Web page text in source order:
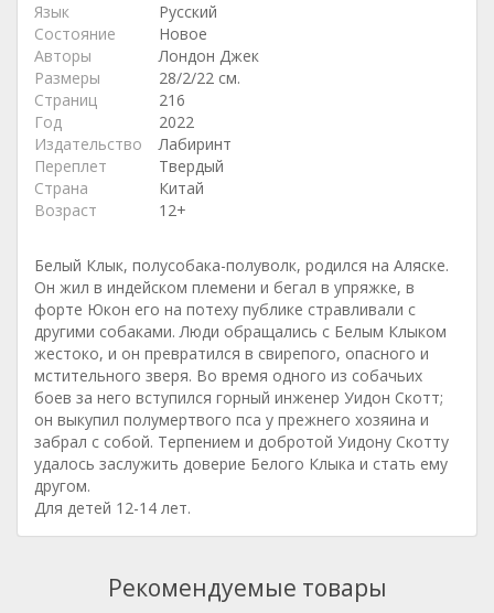
Язык
Русский
Состояние
Новое
Авторы
Лондон Джек
Размеры
28/2/22 см.
Страниц
216
Год
2022
Издательство
Лабиринт
Переплет
Твердый
Страна
Китай
Возраст
12+
Белый Клык, полусобака-полуволк, родился на Аляске.
Он жил в индейском племени и бегал в упряжке, в
форте Юкон его на потеху публике стравливали с
другими собаками. Люди обращались с Белым Клыком
жестоко, и он превратился в свирепого, опасного и
мстительного зверя. Во время одного из собачьих
боев за него вступился горный инженер Уидон Скотт;
он выкупил полумертвого пса у прежнего хозяина и
забрал с собой. Терпением и добротой Уидону Скотту
удалось заслужить доверие Белого Клыка и стать ему
другом.
Для детей 12-14 лет.
Рекомендуемые товары